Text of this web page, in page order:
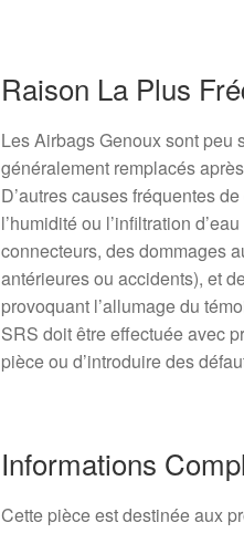
Raison La Plus
Les Airbags Genoux sont peu
généralement remplacés
D’autres causes fréquentes
l’humidité ou l’infiltration
connecteurs, des dommages
antérieures ou accidents), et
provoquant l’allumage du
SRS doit être effectuée avec
pièce ou d’introduire des
Informations
Cette pièce est destinée aux